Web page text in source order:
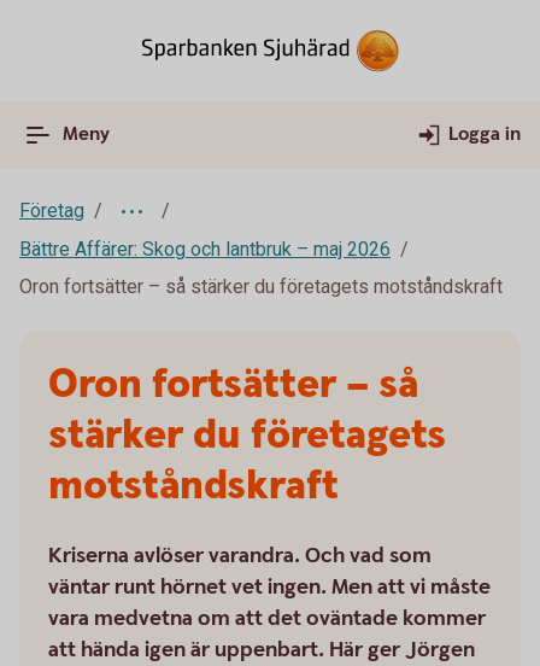
Meny Logga in
Företag
Bättre Affärer: Skog och lantbruk – maj 2026
Oron fortsätter – så stärker du företagets motståndskraft
Oron fortsätter – så
stärker du företagets
motståndskraft
Kriserna avlöser varandra. Och vad som
väntar runt hörnet vet ingen. Men att vi måste
vara medvetna om att det oväntade kommer
att hända igen är uppenbart. Här ger Jörgen